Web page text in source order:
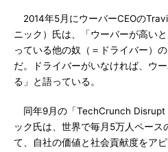
2014年5月にウーバーCEOの
ニック）氏は、「ウーバーが高い
っている他の奴（＝ドライバー）
だ。ドライバーがいなければ、ウ
る」と語っている。
同年9月の「TechCrunch Disrupt
ック氏は、世界で毎月5万人ペース
て、自社の価値と社会貢献度をア